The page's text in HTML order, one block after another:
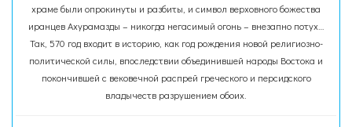
храме были опрокинуты и разбиты, и символ верховного божества
иранцев Ахурамазды – никогда негасимый огонь – внезапно потух…
Так, 570 год входит в историю, как год рождения новой религиозно-
политической силы, впоследствии объединившей народы Востока и
покончившей с вековечной распрей греческого и персидского
владычеств разрушением обоих.